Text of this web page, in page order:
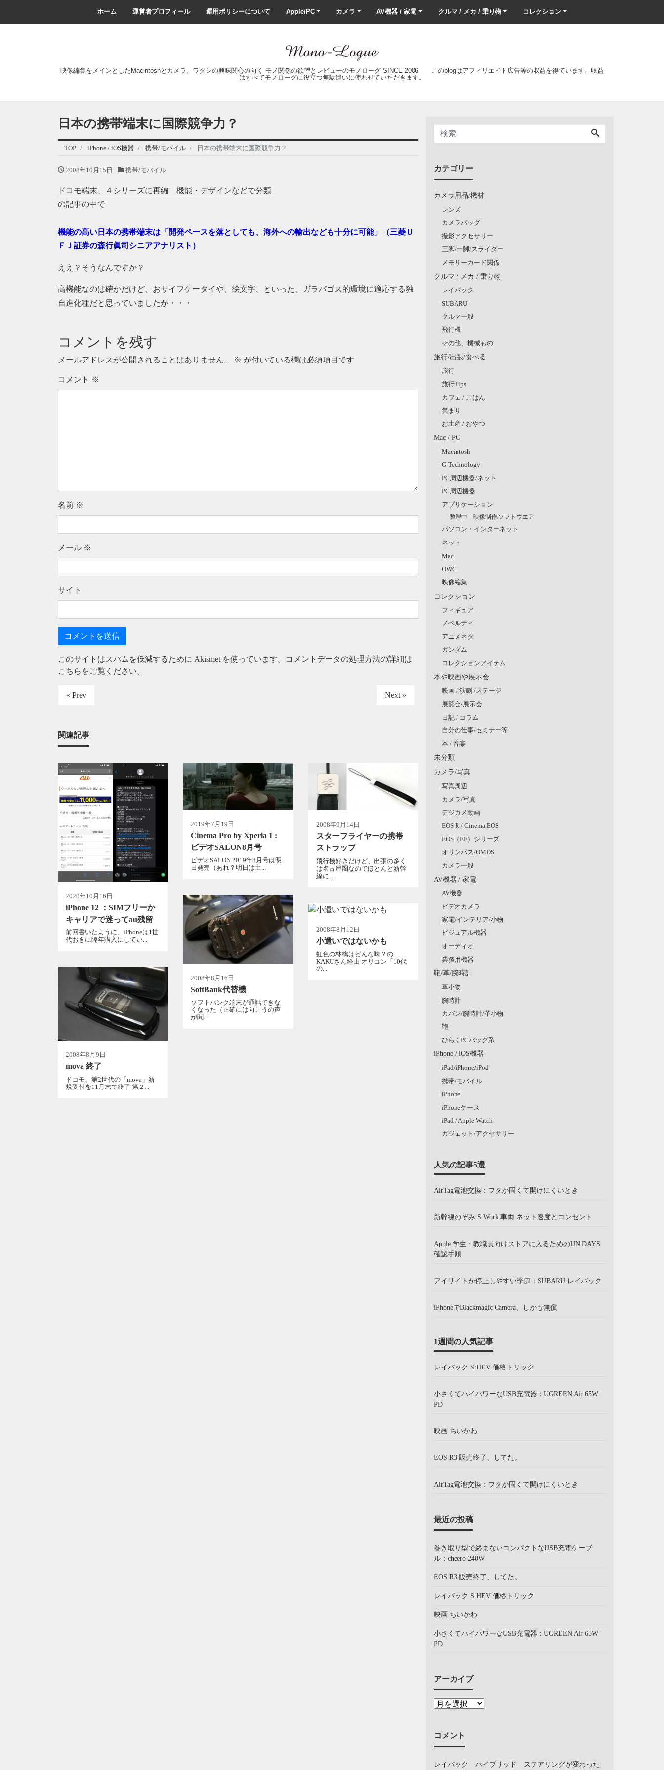
ホーム 運営者プロフィール 運用ポリシーについて Apple/PC カメラ AV機器 / 家電 クルマ / メカ / 乗り物 コレクション
映像編集をメインとしたMacintoshとカメラ、ワタシの興味関心の向く モノ関係の欲望とレビューのモノローグ SINCE 2006 このblogはアフィリエイト広告等の収益を得ています。収益
はすべてモノローグに役立つ無駄遣いに使わせていただきます。
日本の携帯端末に国際競争力？
TOP iPhone / iOS機器 携帯/モバイル 日本の携帯端末に国際競争力？
2008年10月15日 携帯/モバイル
ドコモ端末、４シリーズに再編 機能・デザインなどで分類
の記事の中で
機能の高い日本の携帯端末は「開発ペースを落としても、海外への輸出なども十分に可能」（三菱Ｕ
ＦＪ証券の森行眞司シニアアナリスト）
ええ？そうなんですか？
高機能なのは確かだけど、おサイフケータイや、絵文字、といった、ガラパゴス的環境に適応する独
自進化種だと思っていましたが・・・
コメントを残す
メールアドレスが公開されることはありません。 ※ が付いている欄は必須項目です
コメント ※
名前 ※
メール ※
サイト
このサイトはスパムを低減するために Akismet を使っています。
コメントデータの処理方法の詳細は
こちらをご覧ください。
« Prev Next »
関連記事
2020年10月16日
iPhone 12 ：SIMフリーか
キャリアで迷ってau残留
前回書いたように、iPhoneは1世
代おきに隔年購入にしてい...
2019年7月19日
Cinema Pro by Xperia 1 :
ビデオSALON8月号
ビデオSALON 2019年8月号は明
日発売（あれ？明日は土...
2008年9月14日
スターフライヤーの携帯
ストラップ
飛行機好きだけど、出張の多く
は名古屋圏なのでほとんど新幹
線に...
2008年8月16日
SoftBank代替機
ソフトバンク端末が通話できな
くなった（正確には向こうの声
が聞...
2008年8月12日
小遣いではないかも
虹色の林檎はどんな味？の
KAKUさん経由 オリコン「10代
の...
2008年8月9日
mova 終了
ドコモ、第2世代の「mova」新
規受付を11月末で終了 第２...
カテゴリー
カメラ用品/機材
レンズ
カメラバッグ
撮影アクセサリー
三脚/一脚/スライダー
メモリーカード関係
クルマ / メカ / 乗り物
レイバック
SUBARU
クルマ一般
飛行機
その他、機械もの
旅行/出張/食べる
旅行
旅行Tips
カフェ / ごはん
集まり
お土産 / おやつ
Mac / PC
Macintosh
G-Technology
PC周辺機器/ネット
PC周辺機器
アプリケーション
整理中 映像制作/ソフトウエア
パソコン・インターネット
ネット
Mac
OWC
映像編集
コレクション
フィギュア
ノベルティ
アニメネタ
ガンダム
コレクションアイテム
本や映画や展示会
映画 / 演劇 /ステージ
展覧会/展示会
日記 / コラム
自分の仕事/セミナー等
本 / 音楽
未分類
カメラ/写真
写真周辺
カメラ/写真
デジカメ動画
EOS R / Cinema EOS
EOS（EF）シリーズ
オリンパス/OMDS
カメラ一般
AV機器 / 家電
AV機器
ビデオカメラ
家電/インテリア/小物
ビジュアル機器
オーディオ
業務用機器
鞄/革/腕時計
革小物
腕時計
カバン/腕時計/革小物
鞄
ひらくPCバッグ系
iPhone / iOS機器
iPad/iPhone/iPod
携帯/モバイル
iPhone
iPhoneケース
iPad / Apple Watch
ガジェット/アクセサリー
人気の記事5選
AirTag電池交換：フタが固くて開けにくいとき
新幹線のぞみ S Work 車両 ネット速度とコンセント
Apple 学生・教職員向けストアに入るためのUNiDAYS
確認手順
アイサイトが停止しやすい季節：SUBARU レイバック
iPhoneでBlackmagic Camera、しかも無償
1週間の人気記事
レイバック S:HEV 価格トリック
小さくてハイパワーなUSB充電器：UGREEN Air 65W
PD
映画 ちいかわ
EOS R3 販売終了、してた。
AirTag電池交換：フタが固くて開けにくいとき
最近の投稿
巻き取り型で絡まないコンパクトなUSB充電ケーブ
ル：cheero 240W
EOS R3 販売終了、してた。
レイバック S:HEV 価格トリック
映画 ちいかわ
小さくてハイパワーなUSB充電器：UGREEN Air 65W
PD
アーカイブ
コメント
レイバック ハイブリッド ステアリングが変わった